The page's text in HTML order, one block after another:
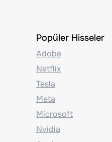
Popüler Hisseler
Adobe
Netflix
Tesla
Meta
Microsoft
Nvidia